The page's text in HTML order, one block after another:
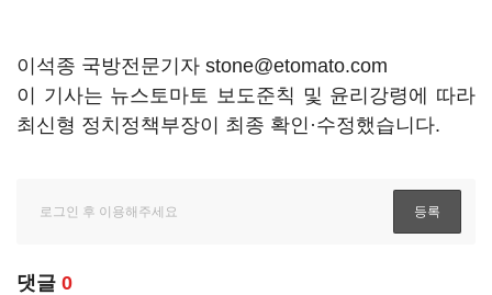
이석종 국방전문기자 stone@etomato.com
이 기사는 뉴스토마토 보도준칙 및 윤리강령에 따라
최신형 정치정책부장이 최종 확인·수정했습니다.
댓글 0